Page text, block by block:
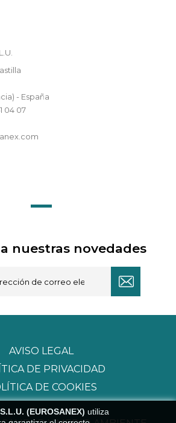
- España
04 07
nuestras novedades
(EUROSANEX) utiliza
AVISO LEGAL
DE PRIVACIDAD
DE COOKIES